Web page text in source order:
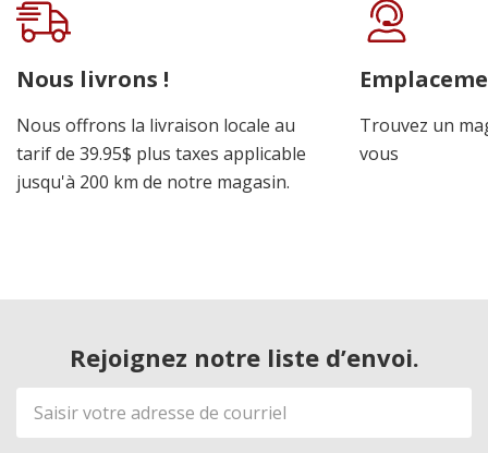
Nous livrons !
Nous offrons la livraison locale au
tarif de 39.95$ plus taxes applicable
jusqu'à 200 km de notre magasin.
Trouvez un
vous
Rejoignez notre liste d’envoi.
Adresse
de